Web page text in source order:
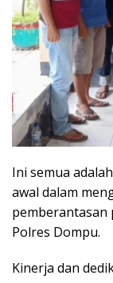
Ini semua
awal dalam
pemberantasan
Polres Dompu.
Kinerja dan